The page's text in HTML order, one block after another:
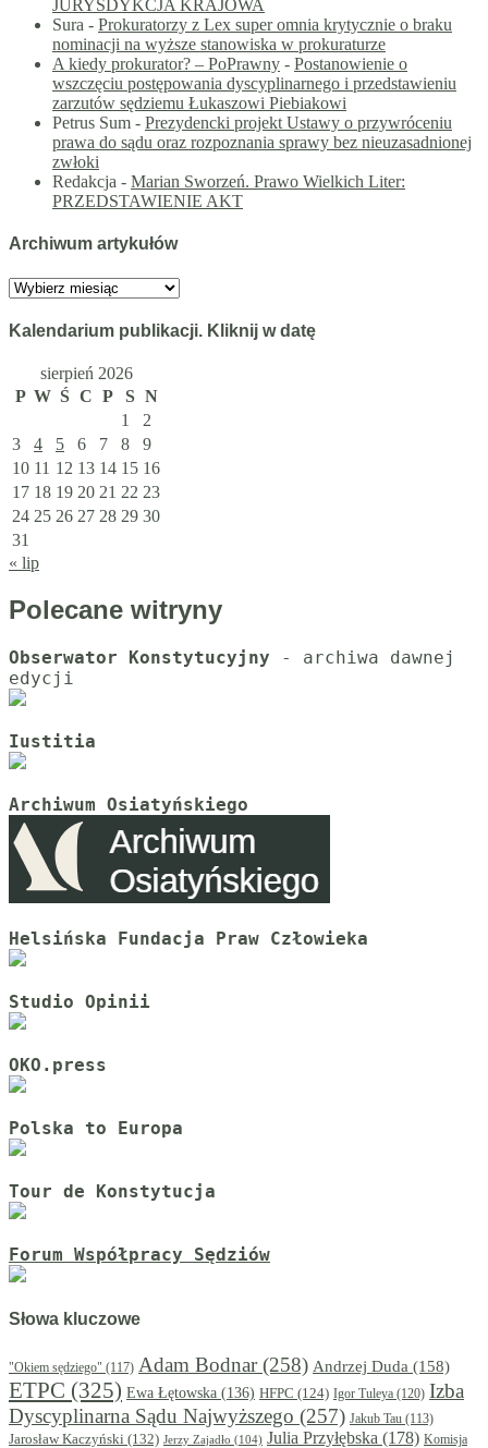
JURYSDYKCJA KRAJOWA
Sura - Prokuratorzy z Lex super omnia krytycznie o braku
nominacji na wyższe stanowiska w prokuraturze
A kiedy prokurator? – PoPrawny - Postanowienie o
wszczęciu postępowania dyscyplinarnego i przedstawieniu
zarzutów sędziemu Łukaszowi Piebiakowi
Petrus Sum - Prezydencki projekt Ustawy o przywróceniu
prawa do sądu oraz rozpoznania sprawy bez nieuzasadnionej
zwłoki
Redakcja - Marian Sworzeń. Prawo Wielkich Liter:
PRZEDSTAWIENIE AKT
Archiwum artykułów
Archiwum
Kalendarium publikacji. Kliknij w datę
sierpień 2026
P W Ś C P S N
1
2
3
4 5 6 7 8
9
10 11 12 13 14 15 16
17 18 19 20 21 22 23
24 25 26 27 28 29 30
31
« lip
Polecane witryny
Obserwator Konstytucyjny - archiwa dawnej
Iustitia
Archiwum Osiatyńskiego
Helsińska Fundacja Praw Człowieka
Studio Opinii
OKO.press
Polska to Europa
Tour de Konstytucja
Forum Współpracy Sędziów
Słowa kluczowe
"Okiem sędziego" (117) Adam Bodnar(258) Andrzej Duda (158)
ETPC (325) Ewa Łętowska (136) HFPC (124) Igor Tuleya (120) Izba
Dyscyplinarna Sądu Najwyższego (257) Jakub Tau (113)
Jarosław Kaczyński (132) Jerzy Zajadło (104) Julia Przyłębska (178) Komisja